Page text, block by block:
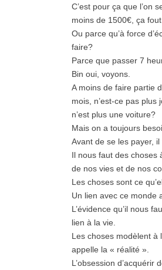
C’est pour ça que l’on
moins de 1500€, ça
Ou parce qu’à force
faire?
Parce que passer 7
Bin oui, voyons.
A moins de faire partie
mois, n’est-ce pas
n’est plus une voiture?
Mais on a toujours
Avant de se les payer,
Il nous faut des choses
de nos vies et de nos
Les choses sont ce
Un lien avec ce monde
L’évidence qu’il nous
lien à la vie.
Les choses modèlent à
appelle la « réalité ».
L’obsession